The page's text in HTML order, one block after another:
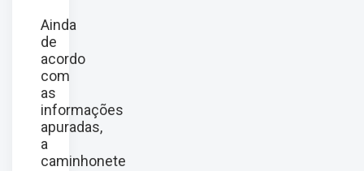
Ainda
de
acordo
com
as
informações
apuradas,
a
caminhonete